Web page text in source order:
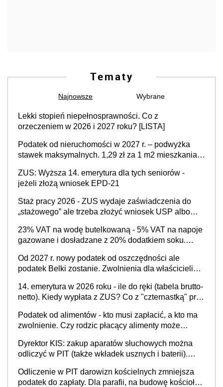
Tematy
Najnowsze Wybrane
Lekki stopień niepełnosprawności. Co z
orzeczeniem w 2026 i 2027 roku? [LISTA]
Podatek od nieruchomości w 2027 r. – podwyżka
stawek maksymalnych. 1,29 zł za 1 m2 mieszkania,
prowadzeniem działalności gospodarczej
ZUS: Wyższa 14. emerytura dla tych seniorów -
jeżeli złożą wniosek EPD-21
Staż pracy 2026 - ZUS wydaje zaświadczenia do
„stażowego” ale trzeba złożyć wniosek USP albo
zaświadczenie z ZUS?
23% VAT na wodę butelkowaną - 5% VAT na napoje
gazowane i dosładzane z 20% dodatkiem soku.
wodę a nie niezdrowe napoje?
Od 2027 r. nowy podatek od oszczędności ale
podatek Belki zostanie. Zwolnienia dla właścicieli
zależności od rodzaju aktywów (lokaty, obligacje, czy
akcje, fundusze inwestycyjne)
14. emerytura w 2026 roku - ile do ręki (tabela brutto-
netto). Kiedy wypłata z ZUS? Co z "czternastką" przy
Podatek od alimentów - kto musi zapłacić, a kto ma
zwolnienie. Czy rodzic płacący alimenty może
Dyrektor KIS: zakup aparatów słuchowych można
odliczyć w PIT (także wkładek usznych i baterii).
niepełnosprawność
Odliczenie w PIT darowizn kościelnych zmniejsza
podatek do zapłaty. Dla parafii, na budowę kościoła,